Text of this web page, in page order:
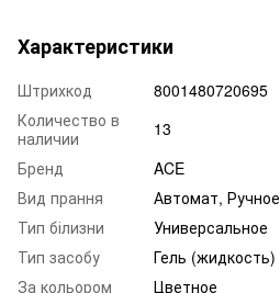
Характеристики
Штрихкод
8001480720695
Количество в
наличии
13
Бренд
ACE
Вид прання
Автомат, Ручное
Тип білизни
Универсальное
Тип засобу
Гель (жидкость)
За кольором
Цветное